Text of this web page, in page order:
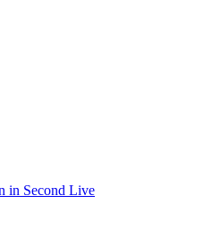
in Second Live